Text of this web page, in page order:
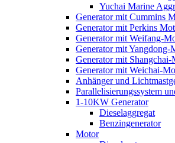
Yuchai Marine
Generator mit Cummins
Generator mit Perkins
Generator mit Weifang-
Generator mit Yangdong-
Generator mit Shangchai-
Generator mit Weichai-
Anhänger und
Parallelisierungssystem
1-10KW Generator
Dieselaggregat
Benzingenerator
Motor